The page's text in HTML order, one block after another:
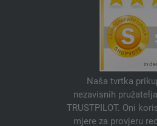
Naša tvrtka
nezavisnih
TRUSTPILOT. Oni
mjere za provjeru